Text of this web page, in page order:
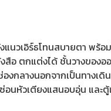
นวเอิร์ธโทนสบายตา พ
สือ ตกแต่งได้ ชั้นวางขอ
กลางนอกจากเป็นทาง
นหัวเตียงแสนอบอุ่น แล